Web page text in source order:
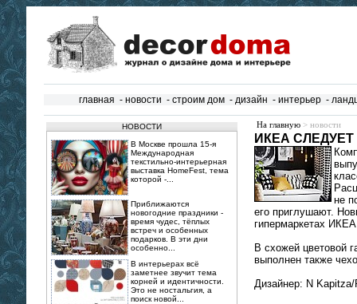
главная - новости - строим дом - дизайн - интерьер -
НОВОСТИ
В Москве прошла 15‑я
Международная
текстильно‑интерьерная
выставка HomeFest, тема
которой -...
Приближаются
новогодние праздники -
время чудес, тёплых
встреч и особенных
подарков. В эти дни
особенно...
В интерьерах всё
заметнее звучит тема
корней и идентичности.
Это не ностальгия, а
поиск новой...
На главную > новости
ИКЕА
не
его приглушают.
гипермаркетах
В схожей цветовой
выполнен также
Дизайнер: N